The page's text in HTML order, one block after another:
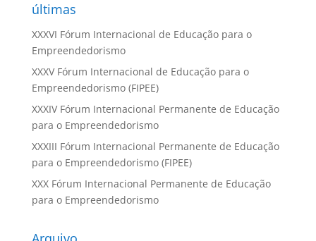
últimas
XXXVI Fórum Internacional de Educação para o
Empreendedorismo
XXXV Fórum Internacional de Educação para o
Empreendedorismo (FIPEE)
XXXIV Fórum Internacional Permanente de Educação
para o Empreendedorismo
XXXIII Fórum Internacional Permanente de Educação
para o Empreendedorismo (FIPEE)
XXX Fórum Internacional Permanente de Educação
para o Empreendedorismo